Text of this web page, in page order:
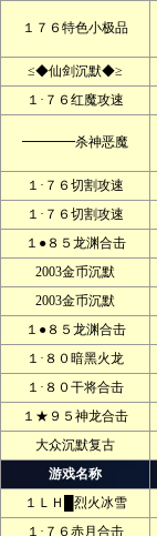
１７６特色小极品
≤◆仙剑沉默◆≥
１·７６红魔攻速
━━━━杀神恶魔
１·７６切割攻速
１·７６切割攻速
１●８５龙渊合击
2003金币沉默
2003金币沉默
１●８５龙渊合击
１·８０暗黑火龙
１·８０干将合击
１★９５神龙合击
大众沉默复古
游戏名称
１ＬＨ█烈火冰雪
１·７６赤月合击